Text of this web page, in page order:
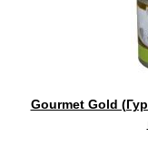
Gourmet Gold